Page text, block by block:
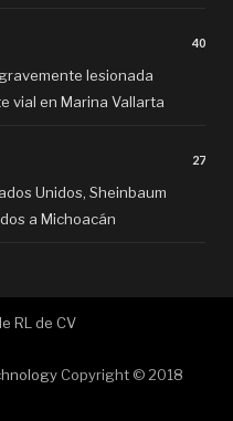
40
lesionada
vial en Marina Vallarta
27
Unidos, Sheinbaum
a Michoacán
RL de CV
Copyright © 2018